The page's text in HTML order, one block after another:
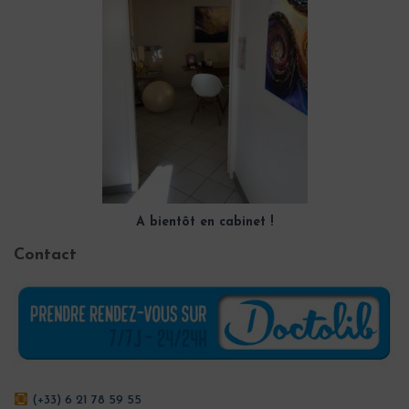
A bientôt en cabinet !
Contact
(+33) 6 21 78 59 55